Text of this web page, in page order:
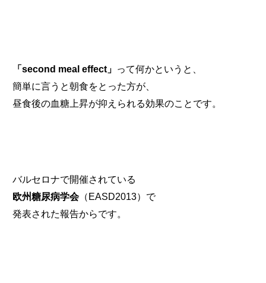
「second meal effect」 って何かというと、
簡単に言うと朝食をとった方が、
昼食後の血糖上昇が抑えられる効果のことです。
バルセロナで開催されている
欧州糖尿病学会（EASD2013）で
発表された報告からです。